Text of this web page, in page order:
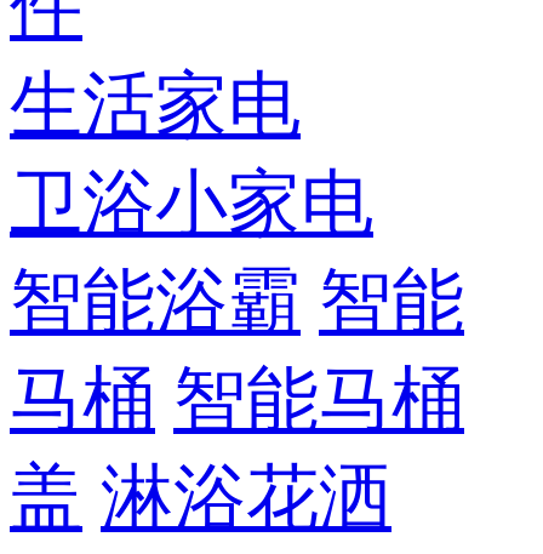
生活家电
卫浴小家电
智能浴霸 智能
马桶 智能马桶
盖 淋浴花洒